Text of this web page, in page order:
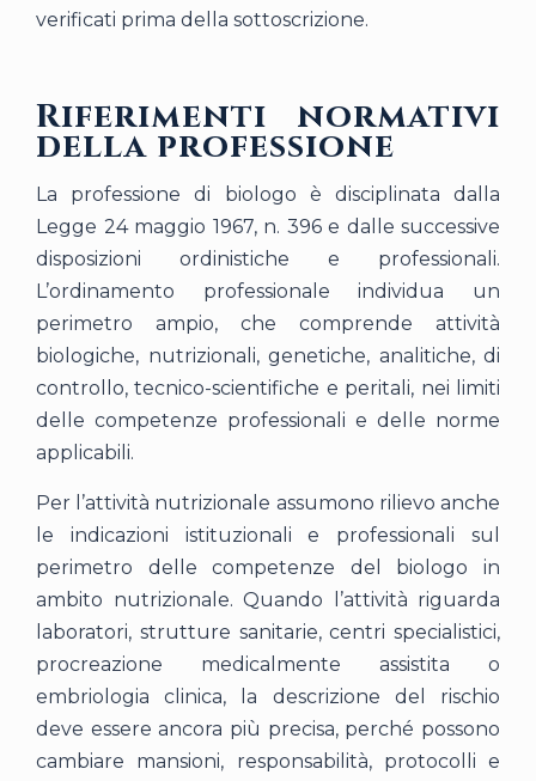
verificati prima della sottoscrizione.
Riferimenti normativi
della professione
La professione di biologo è disciplinata dalla
Legge 24 maggio 1967, n. 396 e dalle successive
disposizioni ordinistiche e professionali.
L’ordinamento professionale individua un
perimetro ampio, che comprende attività
biologiche, nutrizionali, genetiche, analitiche, di
controllo, tecnico-scientifiche e peritali, nei limiti
delle competenze professionali e delle norme
applicabili.
Per l’attività nutrizionale assumono rilievo anche
le indicazioni istituzionali e professionali sul
perimetro delle competenze del biologo in
ambito nutrizionale. Quando l’attività riguarda
laboratori, strutture sanitarie, centri specialistici,
procreazione medicalmente assistita o
embriologia clinica, la descrizione del rischio
deve essere ancora più precisa, perché possono
cambiare mansioni, responsabilità, protocolli e